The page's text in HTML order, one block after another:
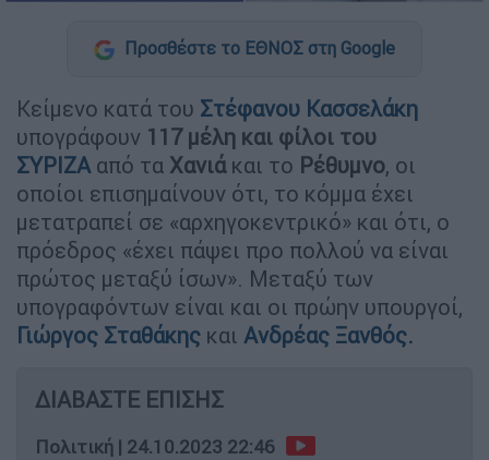
Προσθέστε το ΕΘΝΟΣ στη Google
Κείμενο κατά του Στέφανου Κασσελάκη
υπογράφουν 117 μέλη και φίλοι του
ΣΥΡΙΖΑ από τα Χανιά και το Ρέθυμνο, οι
οποίοι επισημαίνουν ότι, το κόμμα έχει
μετατραπεί σε «αρχηγοκεντρικό» και ότι, ο
πρόεδρος «έχει πάψει προ πολλού να είναι
πρώτος μεταξύ ίσων». Μεταξύ των
υπογραφόντων είναι και οι πρώην υπουργοί,
Γιώργος Σταθάκης και Ανδρέας Ξανθός.
ΔΙΑΒΑΣΤΕ ΕΠΙΣΗΣ
Πολιτική | 24.10.2023 22:46